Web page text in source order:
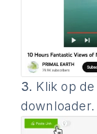
3. Klik op de
downloader.